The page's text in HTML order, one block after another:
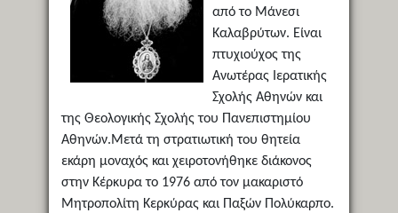
από το Μάνεσι
Καλαβρύτων. Είναι
πτυχιούχος της
Ανωτέρας Ιερατικής
Σχολής Αθηνών και
της Θεολογικής Σχολής του Πανεπιστημίου
Αθηνών.Μετά τη στρατιωτική του θητεία
εκάρη μοναχός και χειροτονήθηκε διάκονος
στην Κέρκυρα το 1976 από τον μακαριστό
Μητροπολίτη Κερκύρας και Παξών Πολύκαρπο.